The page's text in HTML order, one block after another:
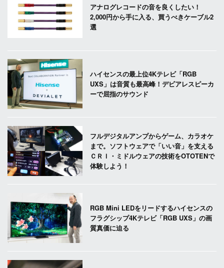
アナログレコードの音を良くしたい！
2,000円から手に入る、買うべきケーブル2
選
ハイセンスの最上位4Kテレビ「RGB
UXS」は音質も最高峰！デビアレスピーカ
ーで屈指のサウンド
フルデジタルアンプからゲーム、カラオケ
まで。ソフトウェアで「いい音」を支える
ＣＲＩ・ミドルウェアの技術をOTOTENで
体験しよう！
RGB Mini LEDをリードするハイセンスの
フラグシップ4Kテレビ「RGB UXS」の画
質真価に迫る